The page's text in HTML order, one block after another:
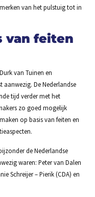
van het pulstuig tot in
van feiten
van Tuinen en
De Nederlandse
tijd verder met het
zo goed mogelijk
op basis van feiten en
de Nederlandse
waren: Peter van Dalen
Schreijer – Pierik (CDA) en